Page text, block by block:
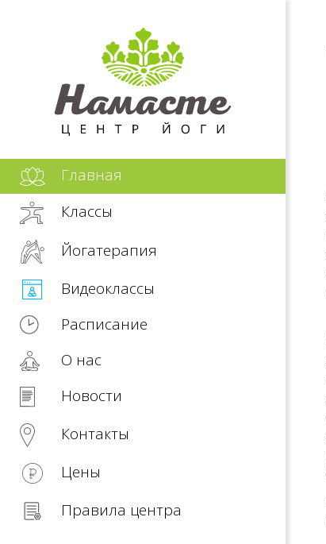
Главная
Классы
Йогатерапия
Видеоклассы
Расписание
О нас
Новости
Контакты
Цены
Правила центра